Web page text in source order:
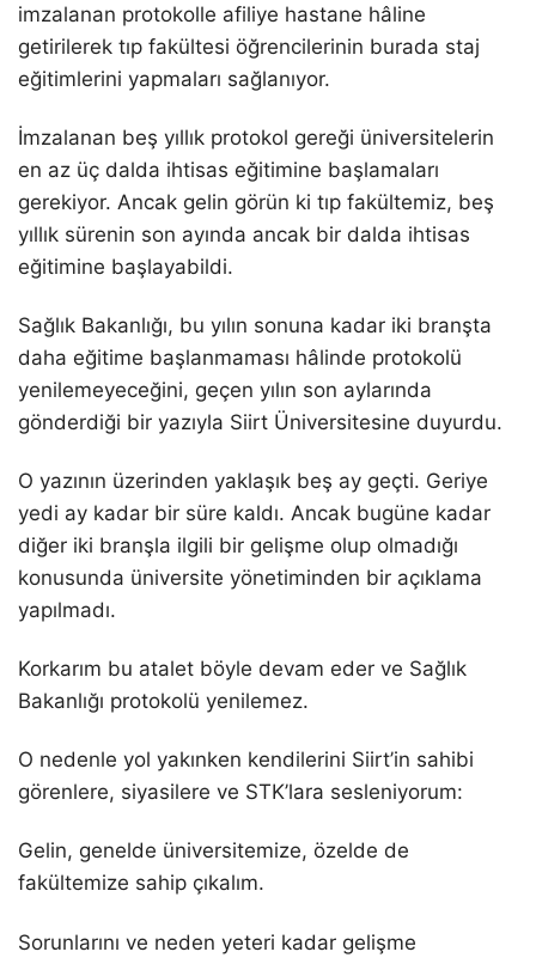
imzalanan protokolle afiliye hastane hâline
getirilerek tıp fakültesi öğrencilerinin burada staj
eğitimlerini yapmaları sağlanıyor.
İmzalanan beş yıllık protokol gereği üniversitelerin
en az üç dalda ihtisas eğitimine başlamaları
gerekiyor. Ancak gelin görün ki tıp fakültemiz, beş
yıllık sürenin son ayında ancak bir dalda ihtisas
eğitimine başlayabildi.
Sağlık Bakanlığı, bu yılın sonuna kadar iki branşta
daha eğitime başlanmaması hâlinde protokolü
yenilemeyeceğini, geçen yılın son aylarında
gönderdiği bir yazıyla Siirt Üniversitesine duyurdu.
O yazının üzerinden yaklaşık beş ay geçti. Geriye
yedi ay kadar bir süre kaldı. Ancak bugüne kadar
diğer iki branşla ilgili bir gelişme olup olmadığı
konusunda üniversite yönetiminden bir açıklama
yapılmadı.
Korkarım bu atalet böyle devam eder ve Sağlık
Bakanlığı protokolü yenilemez.
O nedenle yol yakınken kendilerini Siirt’in sahibi
görenlere, siyasilere ve STK’lara sesleniyorum:
Gelin, genelde üniversitemize, özelde de
fakültemize sahip çıkalım.
Sorunlarını ve neden yeteri kadar gelişme